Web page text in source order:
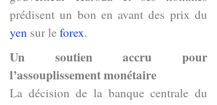
prédisent un bon en avant des prix du
yen sur leforex.
Un soutien accru pour
l’assouplissement monétaire
La décision de la banque centrale du